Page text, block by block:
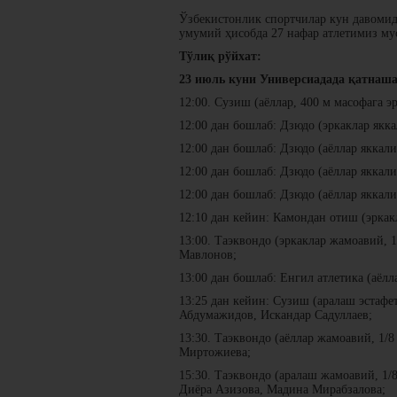
Ўзбекистонлик спортчилар кун
умумий ҳисобда 27 нафар атлетимиз
Тўлиқ рўйхат:
23 июль куни Универсиадада
12:00. Сузиш (аёллар, 400 м масофага
12:00 дан бошлаб: Дзюдо (эркаклар
12:00 дан бошлаб: Дзюдо (аёллар
12:00 дан бошлаб: Дзюдо (аёллар
12:00 дан бошлаб: Дзюдо (аёллар
12:10 дан кейин: Камондан отиш
13:00. Таэквондо (эркаклар
Мавлонов;
13:00 дан бошлаб: Енгил атлетика
13:25 дан кейин: Сузиш (аралаш
Абдумажидов, Искандар Садуллаев;
13:30. Таэквондо (аёллар жамоавий,
Миртожиева;
15:30. Таэквондо (аралаш жамоавий,
Диёра Азизова, Мадина Мирабзалова;